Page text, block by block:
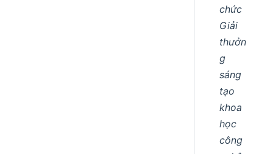
chức
Giải
thưởn
g
sáng
tạo
khoa
học
công